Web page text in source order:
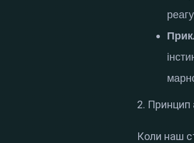
2. Принцип
Коли наш